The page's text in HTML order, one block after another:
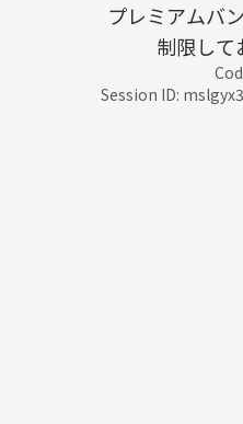
プレミアムバ
制限して
Session ID: